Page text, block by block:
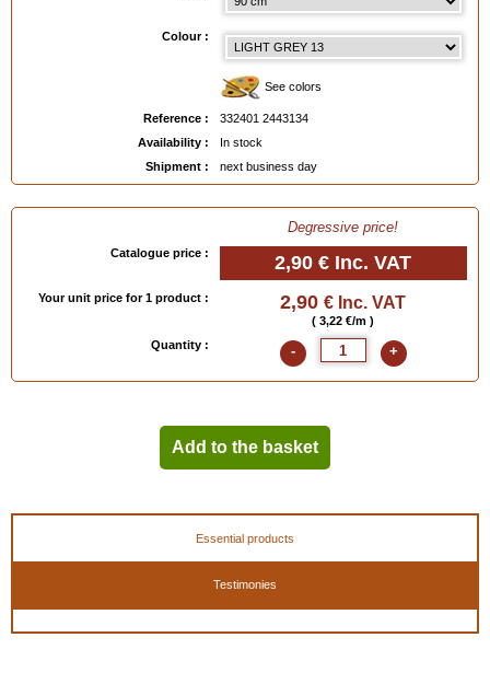
Colour :
See colors
Reference :
332401 2443134
Availability :
In stock
Shipment :
next business day
Degressive price!
Catalogue price : 2,90 € Inc. VAT
Your unit price for 1 product : 2,90 € Inc. VAT
( 3,22 €/m )
Quantity :
- +
Add to the basket
Essential products
Testimonies